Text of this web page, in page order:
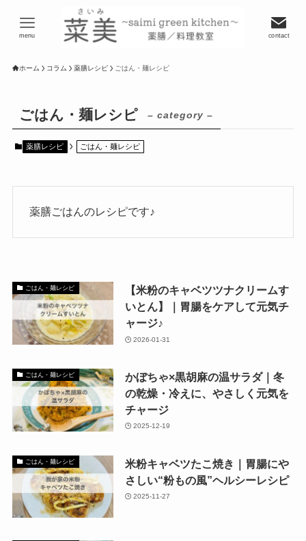
contact
menu
ホーム コラム 薬膳レシピ ごはん・麺レシピ
ごはん・麺レシピ – category –
薬膳レシピ ごはん・麺レシピ
薬膳ごはんのレシピです♪
ごはん・麺レシピ
【米粉のキャベツツナクリームす
いとん】｜胃腸をケアして元気チ
ャージ♪
2026-01-31
ごはん・麺レシピ
かぼちゃ×黒胡麻の温サラダ｜冬
の乾燥・冷えに、やさしく元気を
チャージ
2025-12-19
ごはん・麺レシピ
米粉キャベツたこ焼き｜胃腸にや
さしい“粉もの風”ヘルシーレシピ
2025-11-27